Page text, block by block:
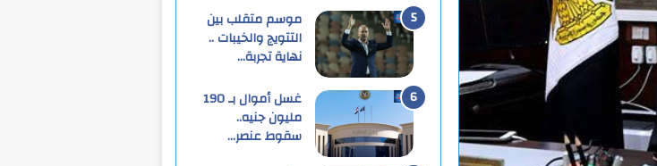
موسم متقلب بين
التتويج والخيبات ..
نهاية تجربة…
غسل أموال بـ 190
مليون جنيه..
سقوط عنصر…